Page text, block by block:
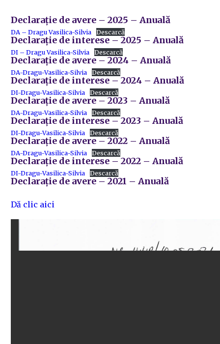
Declarație de avere – 2025 – Anuală
DA – Dragu Vasilica-Silvia Descarcă
Declarație de interese – 2025 – Anuală
DI – Dragu Vasilica-Silvia Descarcă
Declarație de avere – 2024 – Anuală
DA-Dragu-Vasilica-Silvia Descarcă
Declarație de interese – 2024 – Anuală
DI-Dragu-Vasilica-Silvia Descarcă
Declarație de avere – 2023 – Anuală
DA-Dragu-Vasilica-Silvia Descarcă
Declarație de interese – 2023 – Anuală
DI-Dragu-Vasilica-Silvia Descarcă
Declarație de avere – 2022 – Anuală
DA-Dragu-Vasilica-Silvia Descarcă
Declarație de interese – 2022 – Anuală
DI-Dragu-Vasilica-Silvia Descarcă
Declarație de avere – 2021 – Anuală
Dă clic aici